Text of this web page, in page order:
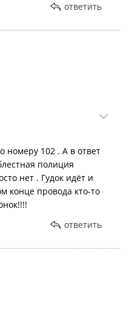
ответить
номеру 102 . А в ответ
полиция
нет . Гудок идёт и
конце провода кто-то
ответить